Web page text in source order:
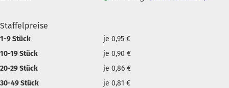
Staffelpreise
1-9 Stück
je 0,95 €
10-19 Stück
je 0,90 €
20-29 Stück
je 0,86 €
30-49 Stück
je 0,81 €